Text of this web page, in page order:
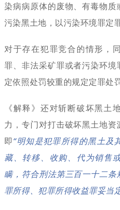
染病病原体的废物、有毒物
污染黑土地，以污染环境罪定
对于存在犯罪竞合的情形，
罪、非法采矿罪或者污染环
定依照处罚较重的规定定罪处罚
《解释》还对斩断破坏黑土
力，专门对打击破坏黑土地资
即“明知是犯罪所得的黑土及
藏、转移、收购、代为销售
瞒，符合刑法第三百一十二
罪所得、犯罪所得收益罪妥当